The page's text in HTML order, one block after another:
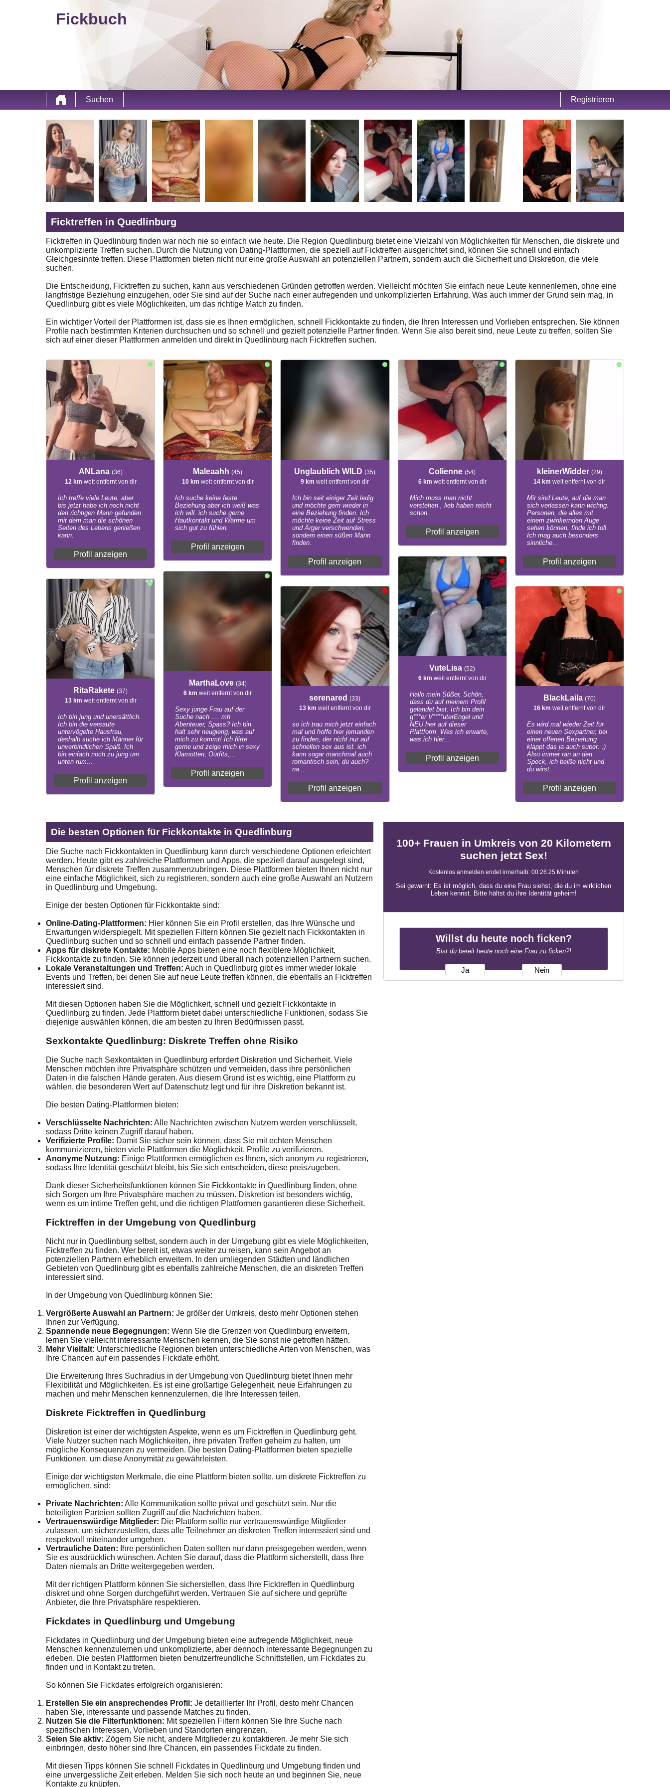
Fickbuch
Suchen Registrieren
Ficktreffen in Quedlinburg
Ficktreffen in Quedlinburg finden war noch nie so einfach wie heute. Die Region Quedlinburg bietet eine Vielzahl von Möglichkeiten für Menschen, die diskrete und
unkomplizierte Treffen suchen. Durch die Nutzung von Dating-Plattformen, die speziell auf Ficktreffen ausgerichtet sind, können Sie schnell und einfach
Gleichgesinnte treffen. Diese Plattformen bieten nicht nur eine große Auswahl an potenziellen Partnern, sondern auch die Sicherheit und Diskretion, die viele
suchen.
Die Entscheidung, Ficktreffen zu suchen, kann aus verschiedenen Gründen getroffen werden. Vielleicht möchten Sie einfach neue Leute kennenlernen, ohne eine
langfristige Beziehung einzugehen, oder Sie sind auf der Suche nach einer aufregenden und unkomplizierten Erfahrung. Was auch immer der Grund sein mag, in
Quedlinburg gibt es viele Möglichkeiten, um das richtige Match zu finden.
Ein wichtiger Vorteil der Plattformen ist, dass sie es Ihnen ermöglichen, schnell Fickkontakte zu finden, die Ihren Interessen und Vorlieben entsprechen. Sie können
Profile nach bestimmten Kriterien durchsuchen und so schnell und gezielt potenzielle Partner finden. Wenn Sie also bereit sind, neue Leute zu treffen, sollten Sie
sich auf einer dieser Plattformen anmelden und direkt in Quedlinburg nach Ficktreffen suchen.
ANLana (36)
12 km weit entfernt von dir
Ich treffe viele Leute, aber
bis jetzt habe ich noch nicht
den richtigen Mann gefunden
mit dem man die schönen
Seiten des Lebens genießen
kann.
Profil anzeigen
RitaRakete(37)
13 km weit entfernt von dir
Ich bin jung und unersättlich.
Ich bin die versaute
untervögelte Hausfrau,
deshalb suche ich Männer für
unverbindlichen Spaß. Ich
bin einfach noch zu jung um
unten rum...
Profil anzeigen
Maleaahh(45)
10 km weit entfernt von dir
Ich suche keine feste
Beziehung aber ich weiß was
ich will. ich suche gerne
Hautkontakt und Wärme um
sich gut zu fühlen.
Profil anzeigen
MarthaLove (34)
6 km weit entfernt von dir
Sexy junge Frau auf der
Suche nach .... mh
Abenteuer, Spass? Ich bin
halt sehr neugierig, was auf
mich zu kommt! Ich flirte
gerne und zeige mich in sexy
Klamotten, Outfits,...
Profil anzeigen
Unglaublich WILD(35)
9 km weit entfernt von dir
Ich bin seit einiger Zeit ledig
und möchte gern wieder in
eine Beziehung finden. Ich
möchte keine Zeit auf Stress
und Ärger verschwenden,
sondern einen süßen Mann
finden.
Profil anzeigen
serenared(33)
13 km weit entfernt von dir
so ich trau mich jetzt einfach
mal und hoffe hier jemanden
zu finden, der nicht nur auf
schnellen sex aus ist. ich
kann sogar manchmal auch
romantisch sein, du auch?
na...
Profil anzeigen
Colienne(54)
6 km weit entfernt von dir
Mich muss man nicht
verstehen , lieb haben reicht
schon .
Profil anzeigen
VuteLisa(52)
6 km weit entfernt von dir
Hallo mein Süßer, Schön,
dass du auf meinem Profil
gelandet bist. Ich bin dein
g***er V****uterEngel und
NEU hier auf dieser
Plattform. Was ich erwarte,
was ich hier...
Profil anzeigen
kleinerWidder (29)
14 km weit entfernt von dir
Mir sind Leute, auf die man
sich verlassen kann wichtig.
Personen, die alles mit
einem zwinkernden Auge
sehen können, finde ich toll.
Ich mag auch besonders
sinnliche...
Profil anzeigen
BlackLaila (70)
16 km weit entfernt von dir
Es wird mal wieder Zeit für
einen neuen Sexpartner, bei
einer offenen Beziehung
klappt das ja auch super. :)
Also immer ran an den
Speck, ich beiße nicht und
du wirst...
Profil anzeigen
Die besten Optionen für Fickkontakte in Quedlinburg
Die Suche nach Fickkontakten in Quedlinburg kann durch verschiedene Optionen erleichtert
werden. Heute gibt es zahlreiche Plattformen und Apps, die speziell darauf ausgelegt sind,
Menschen für diskrete Treffen zusammenzubringen. Diese Plattformen bieten Ihnen nicht nur
eine einfache Möglichkeit, sich zu registrieren, sondern auch eine große Auswahl an Nutzern
in Quedlinburg und Umgebung.
Einige der besten Optionen für Fickkontakte sind:
Online-Dating-Plattformen: Hier können Sie ein Profil erstellen, das Ihre Wünsche und
Erwartungen widerspiegelt. Mit speziellen Filtern können Sie gezielt nach Fickkontakten in
Quedlinburg suchen und so schnell und einfach passende Partner finden.
Apps für diskrete Kontakte: Mobile Apps bieten eine noch flexiblere Möglichkeit,
Fickkontakte zu finden. Sie können jederzeit und überall nach potenziellen Partnern suchen.
Lokale Veranstaltungen und Treffen: Auch in Quedlinburg gibt es immer wieder lokale
Events und Treffen, bei denen Sie auf neue Leute treffen können, die ebenfalls an Ficktreffen
interessiert sind.
Mit diesen Optionen haben Sie die Möglichkeit, schnell und gezielt Fickkontakte in
Quedlinburg zu finden. Jede Plattform bietet dabei unterschiedliche Funktionen, sodass Sie
diejenige auswählen können, die am besten zu Ihren Bedürfnissen passt.
Sexkontakte Quedlinburg: Diskrete Treffen ohne Risiko
Die Suche nach Sexkontakten in Quedlinburg erfordert Diskretion und Sicherheit. Viele
Menschen möchten ihre Privatsphäre schützen und vermeiden, dass ihre persönlichen
Daten in die falschen Hände geraten. Aus diesem Grund ist es wichtig, eine Plattform zu
wählen, die besonderen Wert auf Datenschutz legt und für ihre Diskretion bekannt ist.
Die besten Dating-Plattformen bieten:
Verschlüsselte Nachrichten: Alle Nachrichten zwischen Nutzern werden verschlüsselt,
sodass Dritte keinen Zugriff darauf haben.
Verifizierte Profile: Damit Sie sicher sein können, dass Sie mit echten Menschen
kommunizieren, bieten viele Plattformen die Möglichkeit, Profile zu verifizieren.
Anonyme Nutzung: Einige Plattformen ermöglichen es Ihnen, sich anonym zu registrieren,
sodass Ihre Identität geschützt bleibt, bis Sie sich entscheiden, diese preiszugeben.
Dank dieser Sicherheitsfunktionen können Sie Fickkontakte in Quedlinburg finden, ohne
sich Sorgen um Ihre Privatsphäre machen zu müssen. Diskretion ist besonders wichtig,
wenn es um intime Treffen geht, und die richtigen Plattformen garantieren diese Sicherheit.
Ficktreffen in der Umgebung von Quedlinburg
Nicht nur in Quedlinburg selbst, sondern auch in der Umgebung gibt es viele Möglichkeiten,
Ficktreffen zu finden. Wer bereit ist, etwas weiter zu reisen, kann sein Angebot an
potenziellen Partnern erheblich erweitern. In den umliegenden Städten und ländlichen
Gebieten von Quedlinburg gibt es ebenfalls zahlreiche Menschen, die an diskreten Treffen
interessiert sind.
In der Umgebung von Quedlinburg können Sie:
Vergrößerte Auswahl an Partnern: Je größer der Umkreis, desto mehr Optionen stehen
Ihnen zur Verfügung.
Spannende neue Begegnungen: Wenn Sie die Grenzen von Quedlinburg erweitern,
lernen Sie vielleicht interessante Menschen kennen, die Sie sonst nie getroffen hätten.
Mehr Vielfalt: Unterschiedliche Regionen bieten unterschiedliche Arten von Menschen, was
Ihre Chancen auf ein passendes Fickdate erhöht.
Die Erweiterung Ihres Suchradius in der Umgebung von Quedlinburg bietet Ihnen mehr
Flexibilität und Möglichkeiten. Es ist eine großartige Gelegenheit, neue Erfahrungen zu
machen und mehr Menschen kennenzulernen, die Ihre Interessen teilen.
Diskrete Ficktreffen in Quedlinburg
Diskretion ist einer der wichtigsten Aspekte, wenn es um Ficktreffen in Quedlinburg geht.
Viele Nutzer suchen nach Möglichkeiten, ihre privaten Treffen geheim zu halten, um
mögliche Konsequenzen zu vermeiden. Die besten Dating-Plattformen bieten spezielle
Funktionen, um diese Anonymität zu gewährleisten.
Einige der wichtigsten Merkmale, die eine Plattform bieten sollte, um diskrete Ficktreffen zu
ermöglichen, sind:
Private Nachrichten: Alle Kommunikation sollte privat und geschützt sein. Nur die
beteiligten Parteien sollten Zugriff auf die Nachrichten haben.
Vertrauenswürdige Mitglieder: Die Plattform sollte nur vertrauenswürdige Mitglieder
zulassen, um sicherzustellen, dass alle Teilnehmer an diskreten Treffen interessiert sind und
respektvoll miteinander umgehen.
Vertrauliche Daten: Ihre persönlichen Daten sollten nur dann preisgegeben werden, wenn
Sie es ausdrücklich wünschen. Achten Sie darauf, dass die Plattform sicherstellt, dass Ihre
Daten niemals an Dritte weitergegeben werden.
Mit der richtigen Plattform können Sie sicherstellen, dass Ihre Ficktreffen in Quedlinburg
diskret und ohne Sorgen durchgeführt werden. Vertrauen Sie auf sichere und geprüfte
Anbieter, die Ihre Privatsphäre respektieren.
Fickdates in Quedlinburg und Umgebung
Fickdates in Quedlinburg und der Umgebung bieten eine aufregende Möglichkeit, neue
Menschen kennenzulernen und unkomplizierte, aber dennoch interessante Begegnungen zu
erleben. Die besten Plattformen bieten benutzerfreundliche Schnittstellen, um Fickdates zu
finden und in Kontakt zu treten.
So können Sie Fickdates erfolgreich organisieren:
Erstellen Sie ein ansprechendes Profil: Je detaillierter Ihr Profil, desto mehr Chancen
haben Sie, interessante und passende Matches zu finden.
Nutzen Sie die Filterfunktionen: Mit speziellen Filtern können Sie Ihre Suche nach
spezifischen Interessen, Vorlieben und Standorten eingrenzen.
Seien Sie aktiv: Zögern Sie nicht, andere Mitglieder zu kontaktieren. Je mehr Sie sich
einbringen, desto höher sind Ihre Chancen, ein passendes Fickdate zu finden.
Mit diesen Tipps können Sie schnell Fickdates in Quedlinburg und Umgebung finden und
eine unvergessliche Zeit erleben. Melden Sie sich noch heute an und beginnen Sie, neue
Kontakte zu knüpfen.
100+ Frauen in Umkreis von 20 Kilometern
suchen jetzt Sex!
Kostenlos anmelden endet innerhalb:00:26:24 Minuten
Sei gewarnt: Es ist möglich, dass du eine Frau siehst, die du im wirklichen
Leben kennst. Bitte hältst du ihre Identität geheim!
Willst du heute noch ficken?
Bist du bereit heute noch eine Frau zu ficken?!
Ja Nein